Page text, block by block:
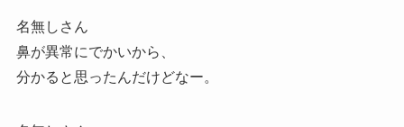
名無しさん
鼻が異常にでかいから、
分かると思ったんだけどなー。